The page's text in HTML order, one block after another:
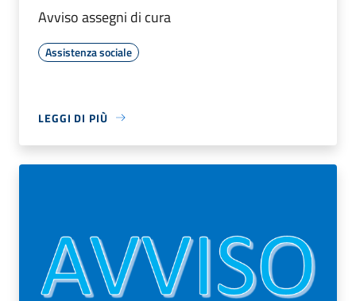
Avviso assegni di cura
Assistenza sociale
LEGGI DI PIÙ